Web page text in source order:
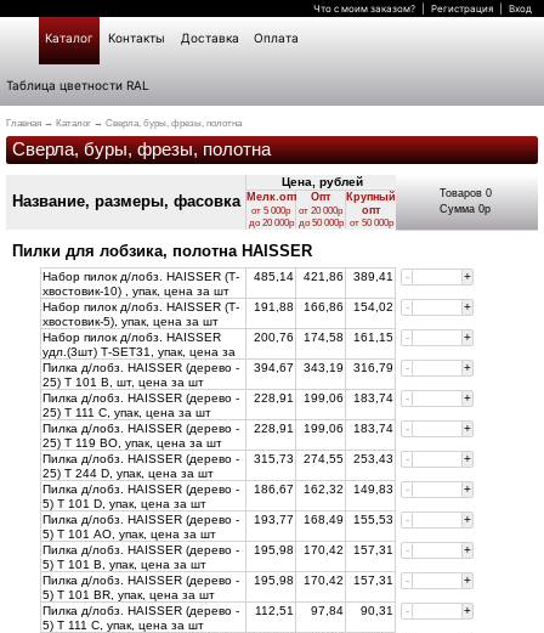
Что с моим заказом? Регистрация Вход
Каталог Контакты Доставка Оплата
Таблица цветности RAL
Главная → Каталог → Сверла, буры, фрезы, полотна
Сверла, буры, фрезы, полотна
Название, размеры, фасовка Товаров 0
Сумма 0р
Мелк.опт.
от 5 000р
до 20 000р
Опт
от 20 000р
до 50 000р
Крупный
опт
от 50 000р
Пилки для лобзика, полотна HAISSER
Набор пилок д/лобз. HAISSER (Т-
хвостовик-10) , упак, цена за шт
485,14 421,86 389,41 - +
Набор пилок д/лобз. HAISSER (Т-
хвостовик-5), упак, цена за шт
191,88 166,86 154,02 - +
Набор пилок д/лобз. HAISSER
удл.(3шт) Т-SET31, упак, цена за
шт
200,76 174,58 161,15 - +
Пилка д/лобз. HAISSER (дерево -
25) Т 101 В, шт, цена за шт
394,67 343,19 316,79 - +
Пилка д/лобз. HAISSER (дерево -
25) Т 111 C, упак, цена за шт
228,91 199,06 183,74 - +
Пилка д/лобз. HAISSER (дерево -
25) Т 119 BO, упак, цена за шт
228,91 199,06 183,74 - +
Пилка д/лобз. HAISSER (дерево -
25) Т 244 D, упак, цена за шт
315,73 274,55 253,43 - +
Пилка д/лобз. HAISSER (дерево -
5) Т 101 D, упак, цена за шт
186,67 162,32 149,83 - +
Пилка д/лобз. HAISSER (дерево -
5) Т 101 АО, упак, цена за шт
193,77 168,49 155,53 - +
Пилка д/лобз. HAISSER (дерево -
5) Т 101 В, упак, цена за шт
195,98 170,42 157,31 - +
Пилка д/лобз. HAISSER (дерево -
5) Т 101 ВR, упак, цена за шт
195,98 170,42 157,31 - +
Пилка д/лобз. HAISSER (дерево -
5) Т 111 C, упак, цена за шт
112,51 97,84 90,31 - +